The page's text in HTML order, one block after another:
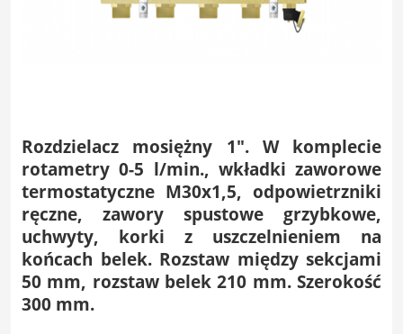
Rozdzielacz mosiężny 1". W komplecie
rotametry 0-5 l/min., wkładki zaworowe
termostatyczne M30x1,5, odpowietrzniki
ręczne, zawory spustowe grzybkowe,
uchwyty, korki z uszczelnieniem na
końcach belek. Rozstaw między sekcjami
50 mm, rozstaw belek 210 mm. Szerokość
300 mm.